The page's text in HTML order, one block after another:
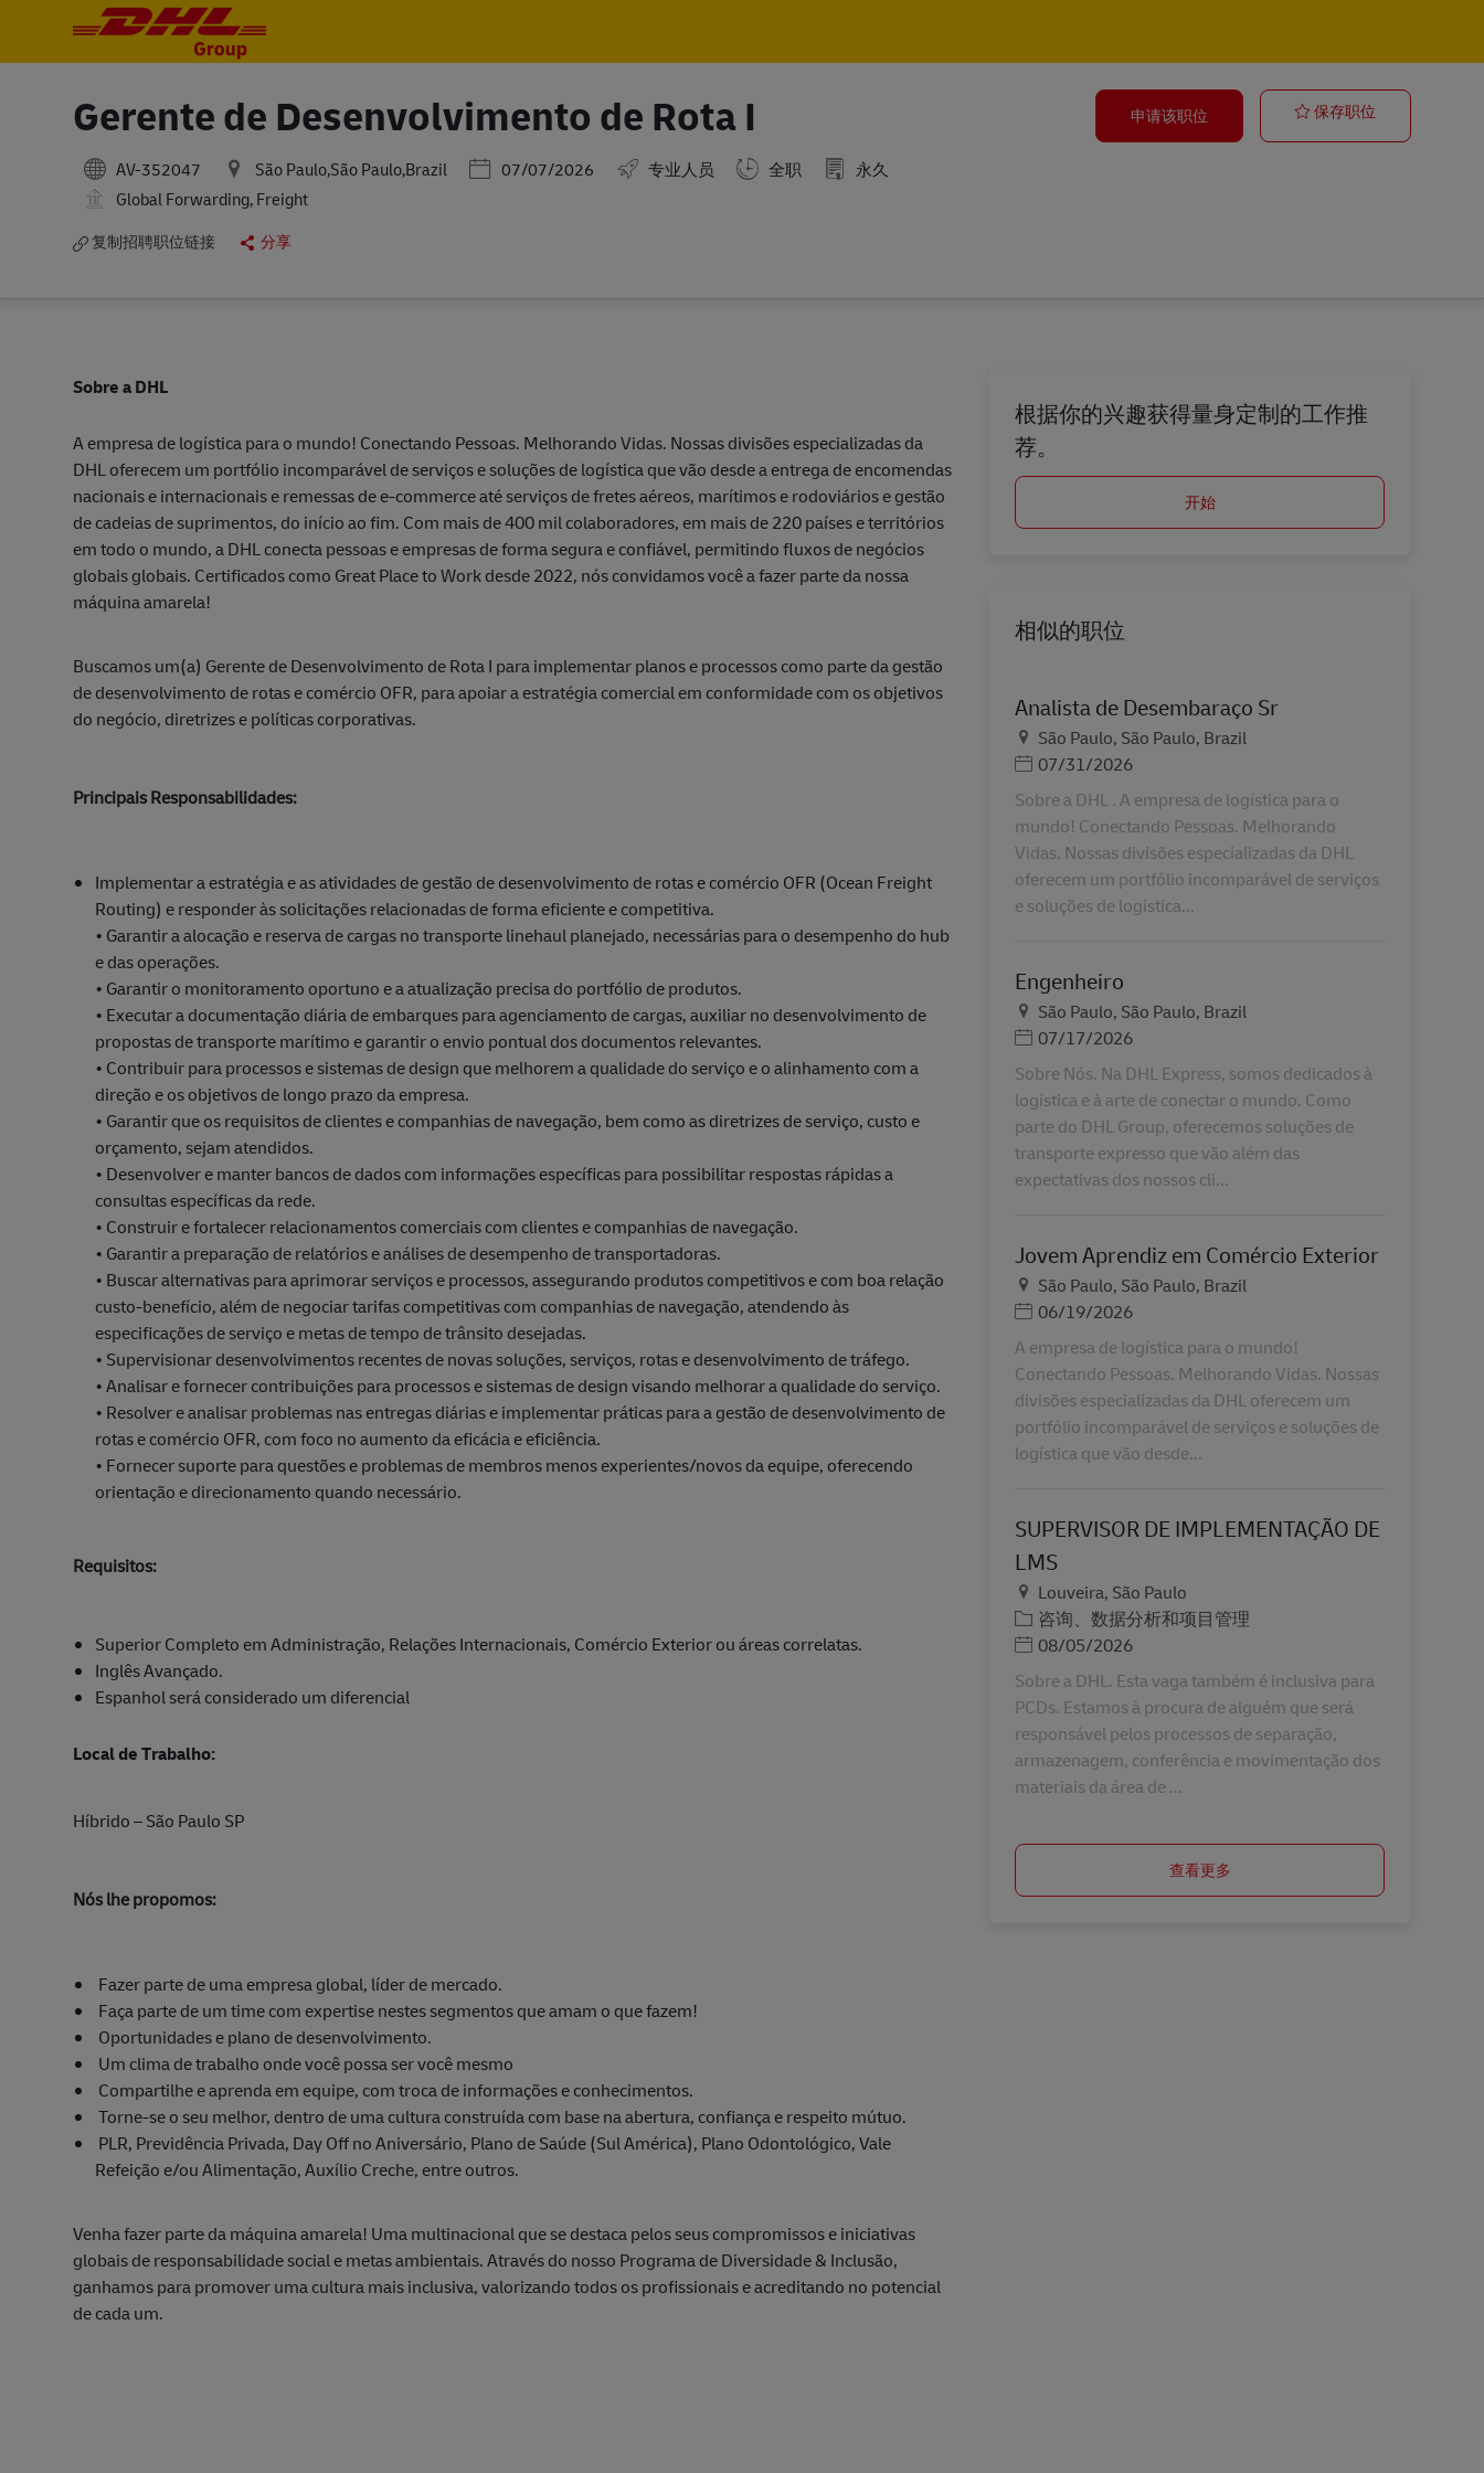
Gerente de Desenvolvimento de Rota I
AV-352047 São Paulo,São Paulo,Brazil Posted Date
07/07/2026 专业人员 全职
永久
Global Forwarding, Freight
复制招聘职位链接 分享
申请该职位 保存职位Gerente de
Sobre a DHL
A empresa de logística para o mundo! Conectando Pessoas. Melhorando Vidas. Nossas divisões especializadas da
DHL oferecem um portfólio incomparável de serviços e soluções de logística que vão desde a entrega de encomendas
nacionais e internacionais e remessas de e-commerce até serviços de fretes aéreos, marítimos e rodoviários e gestão
de cadeias de suprimentos, do início ao fim. Com mais de 400 mil colaboradores, em mais de 220 países e territórios
em todo o mundo, a DHL conecta pessoas e empresas de forma segura e confiável, permitindo fluxos de negócios
globais globais. Certificados como Great Place to Work desde 2022, nós convidamos você a fazer parte da nossa
máquina amarela!
Buscamos um(a) Gerente de Desenvolvimento de Rota I para implementar planos e processos como parte da gestão
de desenvolvimento de rotas e comércio OFR, para apoiar a estratégia comercial em conformidade com os objetivos
do negócio, diretrizes e políticas corporativas.
Principais Responsabilidades:
Implementar a estratégia e as atividades de gestão de desenvolvimento de rotas e comércio OFR (Ocean Freight
Routing) e responder às solicitações relacionadas de forma eficiente e competitiva.
• Garantir a alocação e reserva de cargas no transporte linehaul planejado, necessárias para o desempenho do hub
e das operações.
• Garantir o monitoramento oportuno e a atualização precisa do portfólio de produtos.
• Executar a documentação diária de embarques para agenciamento de cargas, auxiliar no desenvolvimento de
propostas de transporte marítimo e garantir o envio pontual dos documentos relevantes.
• Contribuir para processos e sistemas de design que melhorem a qualidade do serviço e o alinhamento com a
direção e os objetivos de longo prazo da empresa.
• Garantir que os requisitos de clientes e companhias de navegação, bem como as diretrizes de serviço, custo e
orçamento, sejam atendidos.
• Desenvolver e manter bancos de dados com informações específicas para possibilitar respostas rápidas a
consultas específicas da rede.
• Construir e fortalecer relacionamentos comerciais com clientes e companhias de navegação.
• Garantir a preparação de relatórios e análises de desempenho de transportadoras.
• Buscar alternativas para aprimorar serviços e processos, assegurando produtos competitivos e com boa relação
custo-benefício, além de negociar tarifas competitivas com companhias de navegação, atendendo às
especificações de serviço e metas de tempo de trânsito desejadas.
• Supervisionar desenvolvimentos recentes de novas soluções, serviços, rotas e desenvolvimento de tráfego.
• Analisar e fornecer contribuições para processos e sistemas de design visando melhorar a qualidade do serviço.
• Resolver e analisar problemas nas entregas diárias e implementar práticas para a gestão de desenvolvimento de
rotas e comércio OFR, com foco no aumento da eficácia e eficiência.
• Fornecer suporte para questões e problemas de membros menos experientes/novos da equipe, oferecendo
orientação e direcionamento quando necessário.
Requisitos:
Superior Completo em Administração, Relações Internacionais, Comércio Exterior ou áreas correlatas.
Inglês Avançado.
Espanhol será considerado um diferencial
Local de Trabalho:
Híbrido – São Paulo SP
Nós lhe propomos:
Fazer parte de uma empresa global, líder de mercado.
Faça parte de um time com expertise nestes segmentos que amam o que fazem!
Oportunidades e plano de desenvolvimento.
Um clima de trabalho onde você possa ser você mesmo
Compartilhe e aprenda em equipe, com troca de informações e conhecimentos.
Torne-se o seu melhor, dentro de uma cultura construída com base na abertura, confiança e respeito mútuo.
PLR, Previdência Privada, Day Off no Aniversário, Plano de Saúde (Sul América), Plano Odontológico, Vale
Refeição e/ou Alimentação, Auxílio Creche, entre outros.
Venha fazer parte da máquina amarela! Uma multinacional que se destaca pelos seus compromissos e iniciativas
globais de responsabilidade social e metas ambientais. Através do nosso Programa de Diversidade & Inclusão,
ganhamos para promover uma cultura mais inclusiva, valorizando todos os profissionais e acreditando no potencial
de cada um.
根据你的兴趣获得量身定制的工作推
荐。
开始
相似的职位
Analista de Desembaraço Sr
地点São Paulo, São Paulo, Brazil
Posted Date
07/31/2026
Sobre a DHL . A empresa de logística para o
mundo! Conectando Pessoas. Melhorando
Vidas. Nossas divisões especializadas da DHL
oferecem um portfólio incomparável de serviços
e soluções de logística...
Engenheiro
地点São Paulo, São Paulo, Brazil
Posted Date
07/17/2026
Sobre Nós. Na DHL Express, somos dedicados à
logística e à arte de conectar o mundo. Como
parte do DHL Group, oferecemos soluções de
transporte expresso que vão além das
expectativas dos nossos cli...
Jovem Aprendiz em Comércio Exterior
地点São Paulo, São Paulo, Brazil
Posted Date
06/19/2026
A empresa de logística para o mundo!
Conectando Pessoas. Melhorando Vidas. Nossas
divisões especializadas da DHL oferecem um
portfólio incomparável de serviços e soluções de
logística que vão desde...
SUPERVISOR DE IMPLEMENTAÇÃO DE
LMS
地点Louveira, São Paulo
类别咨询、数据分析和项目管理
Posted Date
08/05/2026
Sobre a DHL. Esta vaga também é inclusiva para
PCDs. Estamos à procura de alguém que será
responsável pelos processos de separação,
armazenagem, conferência e movimentação dos
materiais da área de ...
查看更多